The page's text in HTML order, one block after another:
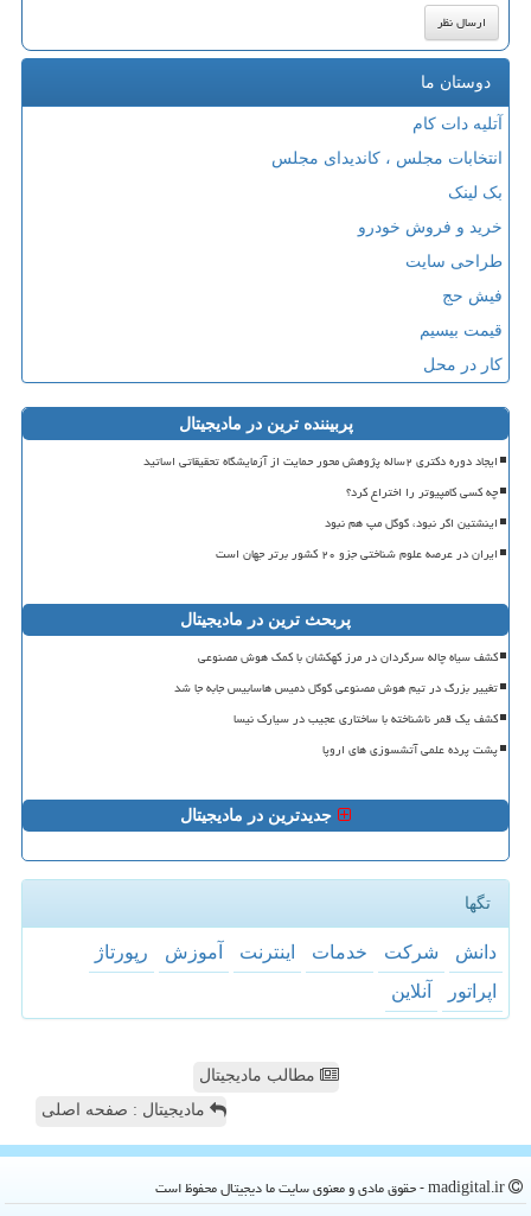
دوستان ما
آتلیه دات کام
انتخابات مجلس ، کاندیدای مجلس
بک لینک
خرید و فروش خودرو
طراحی سایت
فیش حج
قیمت بیسیم
کار در محل
پربیننده ترین در مادیجیتال
ایجاد دوره دکتری ۲ساله پژوهش محور حمایت از آزمایشگاه تحقیقاتی اساتید
چه کسی کامپیوتر را اختراع کرد؟
اینشتین اگر نبود، گوگل مپ هم نبود
ایران در عرصه علوم شناختی جزو ۲۰ کشور برتر جهان است
پربحث ترین در مادیجیتال
کشف سیاه چاله سرگردان در مرز کهکشان با کمک هوش مصنوعی
تغییر بزرگ در تیم هوش مصنوعی گوگل دمیس هاسابیس جابه جا شد
کشف یک قمر ناشناخته با ساختاری عجیب در سیارک نیسا
پشت پرده علمی آتشسوزی های اروپا
جدیدترین در مادیجیتال
تگها
دانش شركت خدمات اینترنت آموزش
رپورتاژ
اپراتور
آنلاین
مطالب مادیجیتال
مادیجیتال : صفحه اصلی